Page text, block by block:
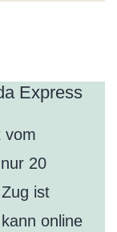
Express
vom
20
ist
online